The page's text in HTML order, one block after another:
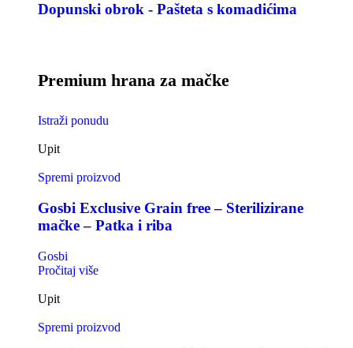
Dopunski obrok - Pašteta s komadićima
Premium hrana za mačke
Istraži ponudu
Upit
Spremi proizvod
Gosbi Exclusive Grain free – Sterilizirane
mačke – Patka i riba
Gosbi
Pročitaj više
Upit
Spremi proizvod